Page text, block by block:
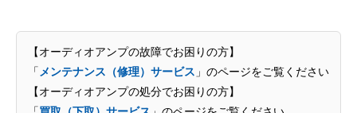
【オーディオアンプの故障でお困りの方】
「 メンテナンス（修理）サービス 」のページをご覧ください
【オーディオアンプの処分でお困りの方】